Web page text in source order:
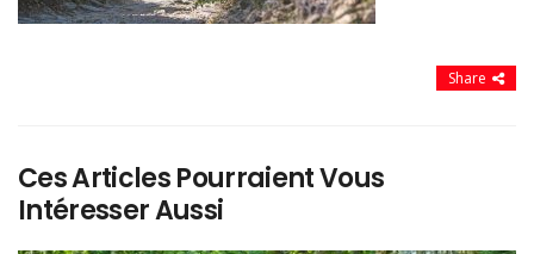
Share
Ces Articles Pourraient Vous
Intéresser Aussi